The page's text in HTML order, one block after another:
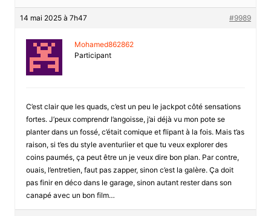
14 mai 2025 à 7h47 #9989
Mohamed862862
Participant
C’est clair que les quads, c’est un peu le jackpot côté sensations
fortes. J’peux comprendr l’angoisse, j’ai déjà vu mon pote se
planter dans un fossé, c’était comique et flipant à la fois. Mais t’as
raison, si t’es du style aventuriier et que tu veux explorer des
coins paumés, ça peut être un je veux dire bon plan. Par contre,
ouais, l’entretien, faut pas zapper, sinon c’est la galère. Ça doit
pas finir en déco dans le garage, sinon autant rester dans son
canapé avec un bon film…